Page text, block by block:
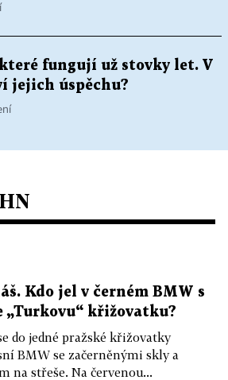
fungují už stovky let. V
jejich úspěchu?
Kdo jel v černém BMW s
„Turkovu“ křižovatku?
do jedné pražské křižovatky
BMW se začerněnými skly a
na střeše. Na červenou...